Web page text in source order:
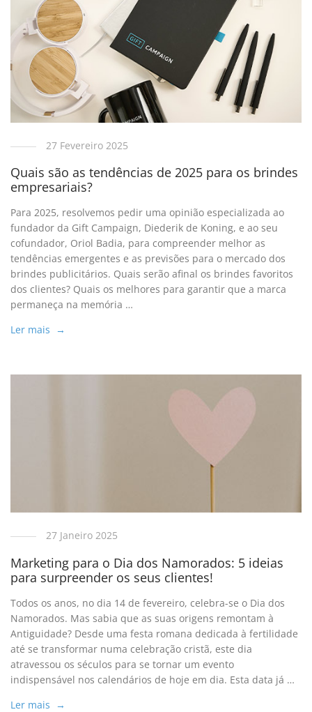
27 Fevereiro 2025
Quais são as tendências de 2025 para os brindes
empresariais?
Para 2025, resolvemos pedir uma opinião especializada ao
fundador da Gift Campaign, Diederik de Koning, e ao seu
cofundador, Oriol Badia, para compreender melhor as
tendências emergentes e as previsões para o mercado dos
brindes publicitários. Quais serão afinal os brindes favoritos
dos clientes? Quais os melhores para garantir que a marca
permaneça na memória …
Ler mais →
27 Janeiro 2025
Marketing para o Dia dos Namorados: 5 ideias
para surpreender os seus clientes!
Todos os anos, no dia 14 de fevereiro, celebra-se o Dia dos
Namorados. Mas sabia que as suas origens remontam à
Antiguidade? Desde uma festa romana dedicada à fertilidade
até se transformar numa celebração cristã, este dia
atravessou os séculos para se tornar um evento
indispensável nos calendários de hoje em dia. Esta data já …
Ler mais →